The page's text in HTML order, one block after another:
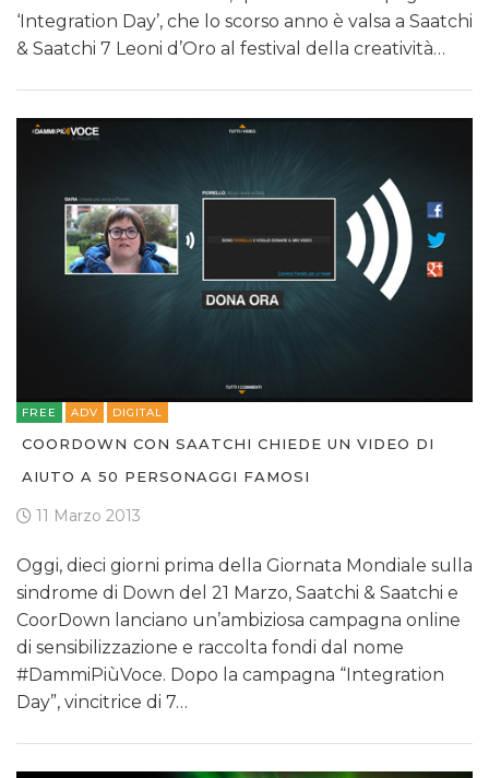
‘Integration Day’, che lo scorso anno è valsa a Saatchi
& Saatchi 7 Leoni d’Oro al festival della creatività…
FREE ADV DIGITAL
COORDOWN CON SAATCHI CHIEDE UN VIDEO DI
AIUTO A 50 PERSONAGGI FAMOSI
11 Marzo 2013
Oggi, dieci giorni prima della Giornata Mondiale sulla
sindrome di Down del 21 Marzo, Saatchi & Saatchi e
CoorDown lanciano un’ambiziosa campagna online
di sensibilizzazione e raccolta fondi dal nome
#DammiPiùVoce. Dopo la campagna “Integration
Day”, vincitrice di 7…